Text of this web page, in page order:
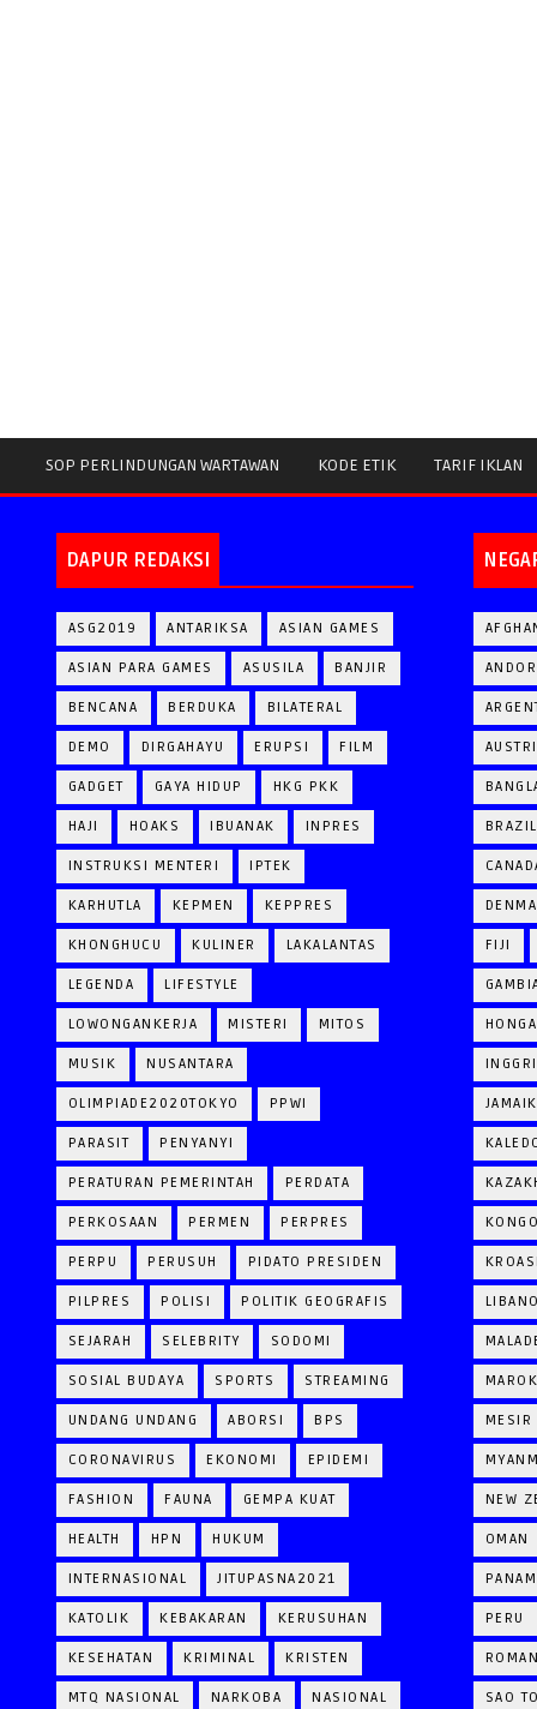
SOP PERLINDUNGAN WARTAWAN KODE ETIK TARIF IKLAN
DAPUR REDAKSI
ASG2019 ANTARIKSA ASIAN GAMES
ASIAN PARA GAMES ASUSILA BANJIR
BENCANA BERDUKA BILATERAL
DEMO DIRGAHAYU ERUPSI FILM
GADGET GAYA HIDUP HKG PKK
HAJI HOAKS IBUANAK INPRES
INSTRUKSI MENTERI IPTEK
KARHUTLA KEPMEN KEPPRES
KHONGHUCU KULINER LAKALANTAS
LEGENDA LIFESTYLE
LOWONGANKERJA MISTERI MITOS
MUSIK NUSANTARA
OLIMPIADE2020TOKYO PPWI
PARASIT PENYANYI
PERATURAN PEMERINTAH PERDATA
PERKOSAAN PERMEN PERPRES
PERPU PERUSUH PIDATO PRESIDEN
PILPRES POLISI POLITIK GEOGRAFIS
SEJARAH SELEBRITY SODOMI
SOSIAL BUDAYA SPORTS STREAMING
UNDANG UNDANG ABORSI BPS
CORONAVIRUS EKONOMI EPIDEMI
FASHION FAUNA GEMPA KUAT
HEALTH HPN HUKUM
INTERNASIONAL JITUPASNA2021
KATOLIK KEBAKARAN KERUSUHAN
KESEHATAN KRIMINAL KRISTEN
MTQ NASIONAL NARKOBA NASIONAL
BRAZIL
FIJI
MESIR
NEW
OMAN
PERU
SAO